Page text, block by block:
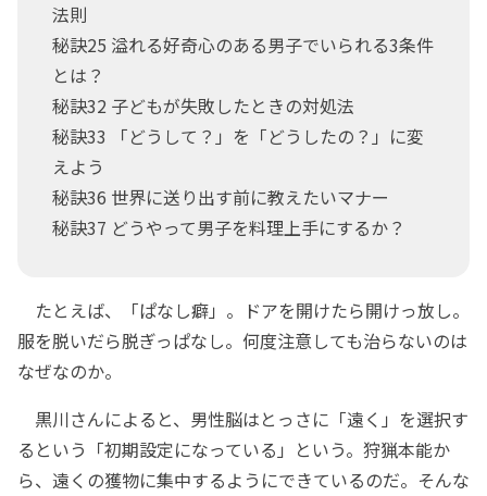
法則
秘訣25 溢れる好奇心のある男子でいられる3条件
とは？
秘訣32 子どもが失敗したときの対処法
秘訣33 「どうして？」を「どうしたの？」に変
えよう
秘訣36 世界に送り出す前に教えたいマナー
秘訣37 どうやって男子を料理上手にするか？
たとえば、「ぱなし癖」。ドアを開けたら開けっ放し。
服を脱いだら脱ぎっぱなし。何度注意しても治らないのは
なぜなのか。
黒川さんによると、男性脳はとっさに「遠く」を選択す
るという「初期設定になっている」という。狩猟本能か
ら、遠くの獲物に集中するようにできているのだ。そんな